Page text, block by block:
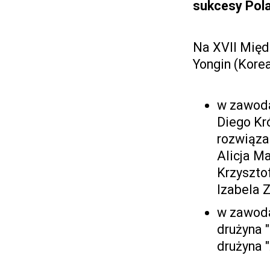
sukcesy
Na XVII
Yongin
w
Diego
Alicja
Izabela
w
drużyna
drużyna